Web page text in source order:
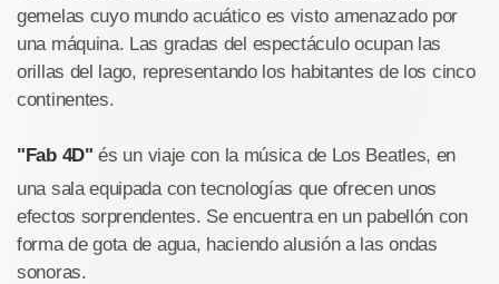
gemelas cuyo mundo acuático es visto amenazado por
una máquina. Las gradas del espectáculo ocupan las
orillas del lago, representando los habitantes de los cinco
continentes.
"Fab 4D" és un viaje con la música de Los Beatles, en
una sala equipada con tecnologías que ofrecen unos
efectos sorprendentes. Se encuentra en un pabellón con
forma de gota de agua, haciendo alusión a las ondas
sonoras.